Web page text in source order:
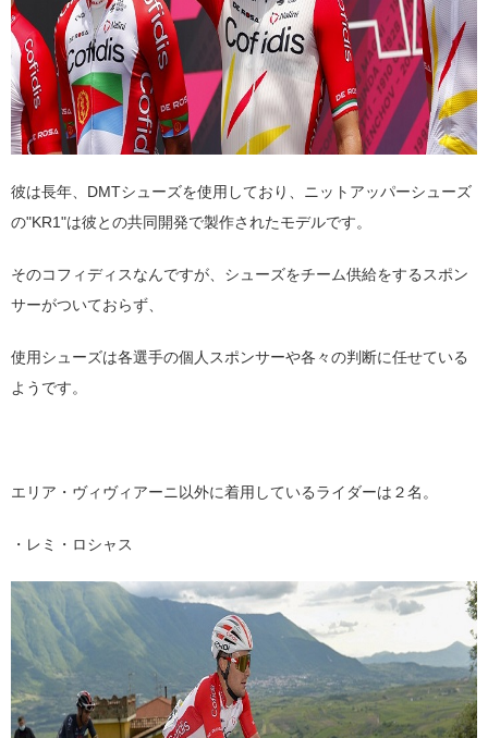
彼は長年、DMTシューズを使用しており、ニットアッパーシューズ
の"KR1"は彼との共同開発で製作されたモデルです。
そのコフィディスなんですが、シューズをチーム供給をするスポン
サーがついておらず、
使用シューズは各選手の個人スポンサーや各々の判断に任せている
ようです。
エリア・ヴィヴィアーニ以外に着用しているライダーは２名。
・レミ・ロシャス